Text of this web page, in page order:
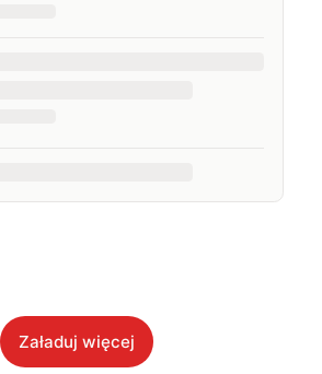
Załaduj więcej